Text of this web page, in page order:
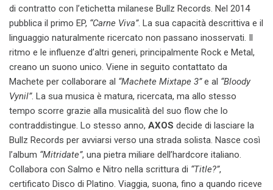
di contratto con l’etichetta milanese Bullz Records. Nel 2014
pubblica il primo EP, “Carne Viva”. La sua capacità descrittiva e il
linguaggio naturalmente ricercato non passano inosservati. Il
ritmo e le influenze d’altri generi, principalmente Rock e Metal,
creano un suono unico. Viene in seguito contattato da
Machete per collaborare al “Machete Mixtape 3”e al “Bloody
Vynil”. La sua musica è matura, ricercata, ma allo stesso
tempo scorre grazie alla musicalità del suo flow che lo
contraddistingue. Lo stesso anno, AXOS decide di lasciare la
Bullz Records per avviarsi verso una strada solista. Nasce così
l’album “Mitridate”, una pietra miliare dell’hardcore italiano.
Collabora con Salmo e Nitro nella scrittura di “Title?”,
certificato Disco di Platino. Viaggia, suona, fino a quando riceve